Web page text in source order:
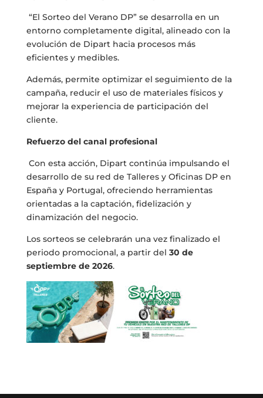
“El Sorteo del Verano DP” se desarrolla en un
entorno completamente digital, alineado con la
evolución de Dipart hacia procesos más
eficientes y medibles.
Además, permite optimizar el seguimiento de la
campaña, reducir el uso de materiales físicos y
mejorar la experiencia de participación del
cliente.
Refuerzo del canal profesional
Con esta acción, Dipart continúa impulsando el
desarrollo de su red de Talleres y Oficinas DP en
España y Portugal, ofreciendo herramientas
orientadas a la captación, fidelización y
dinamización del negocio.
Los sorteos se celebrarán una vez finalizado el
periodo promocional, a partir del 30 de
septiembre de 2026.